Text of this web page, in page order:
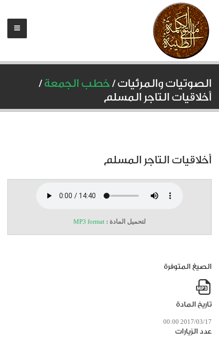
الصوتيات والمرئيات /خطب الجمعة/
أخلاقيات التاجر المسلم
أخلاقيات التاجر المسلم
لتحميل المادة : MP3 format
الصيغ المتوفرة
تاريخ المادة
2017/03/17 00:00
عدد الزيارات